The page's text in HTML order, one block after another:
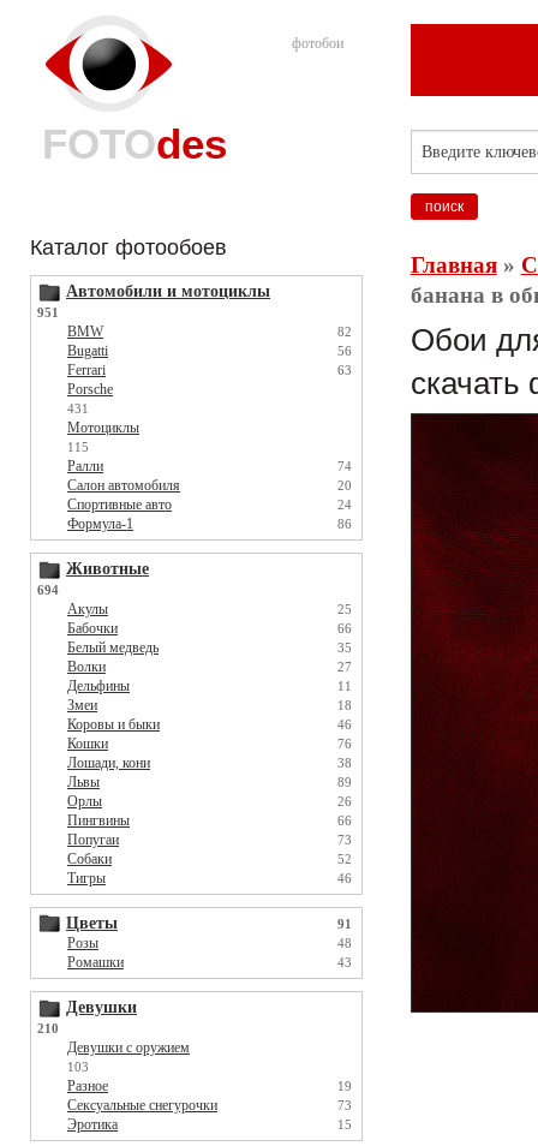
фотобои
FOTOdes
Каталог фотообоев
Автомобили и мотоциклы
951
BMW 82
Bugatti 56
Ferrari 63
Porsche
431
Мотоциклы
115
Ралли 74
Салон автомобиля 20
Спортивные авто 24
Формула-1 86
Животные
694
Акулы 25
Бабочки 66
Белый медведь 35
Волки 27
Дельфины 11
Змеи 18
Коровы и быки 46
Кошки 76
Лошади, кони 38
Львы 89
Орлы 26
Пингвины 66
Попугаи 73
Собаки 52
Тигры 46
Цветы 91
Розы 48
Ромашки 43
Девушки
210
Девушки с оружием
103
Разное 19
Сексуальные снегурочки 73
Эротика 15
Главная»
банана в
Обои
скачать